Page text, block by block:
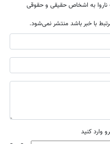
به اشخاص حقیقی و حقوقی
با خبر باشد منتشر نمی‌شود.
وارد کنید